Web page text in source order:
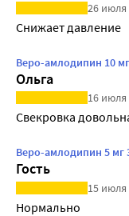
26 июля
Снижает давление
Веро-амлодипин 10
Ольга
16 июля
Свекровка
Веро-амлодипин 5 мг
Гость
15 июля
Нормально